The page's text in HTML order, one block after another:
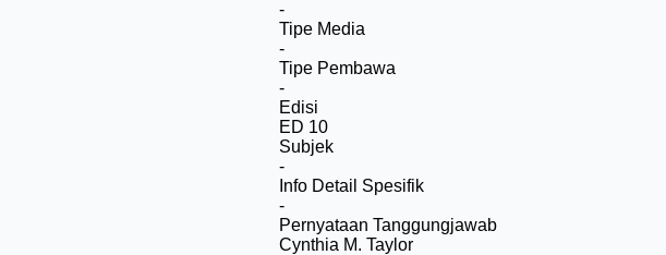
-
Tipe Media
-
Tipe Pembawa
-
Edisi
ED 10
Subjek
-
Info Detail Spesifik
-
Pernyataan Tanggungjawab
Cynthia M. Taylor